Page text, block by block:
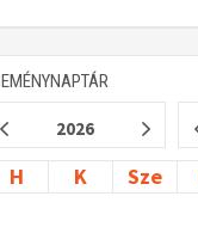
2026
H K Sze